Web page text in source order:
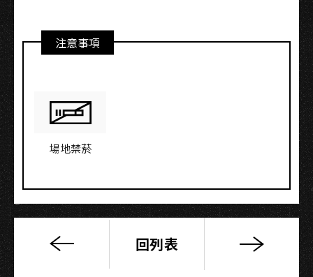
注意事項
場地禁菸
Nicolas
回列表